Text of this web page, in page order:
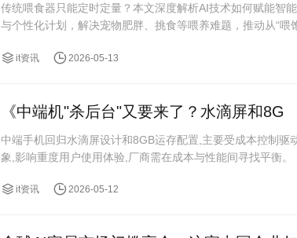
传统喂食器只能定时定量？本文深度解析AI技术如何赋能智
与个性化计划，解决宠物肥胖、挑食等喂养难题，推动从“喂饱
it资讯 2026-05-13
《中端机"杀后台"又要来了？水滴屏和8G
中端手机回归水滴屏设计和8GB运存配置,主要受成本控制
象,影响重度用户使用体验,厂商需在成本与性能间寻找平衡。
it资讯 2026-05-12